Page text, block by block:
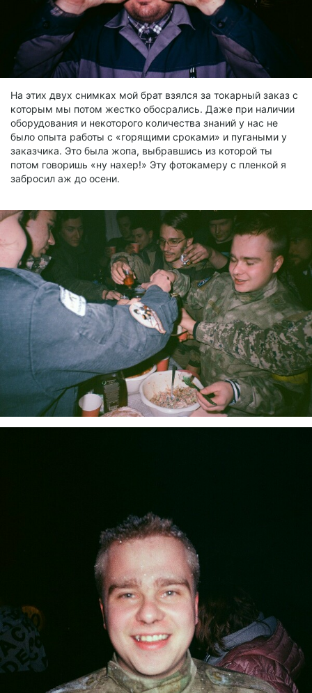
На этих двух снимках мой брат взялся за токарный заказ с
которым мы потом жестко обосрались. Даже при наличии
оборудования и некоторого количества знаний у нас не
было опыта работы с «горящими сроками» и пугаными у
заказчика. Это была жопа, выбравшись из которой ты
потом говоришь «ну нахер!» Эту фотокамеру с пленкой я
забросил аж до осени.